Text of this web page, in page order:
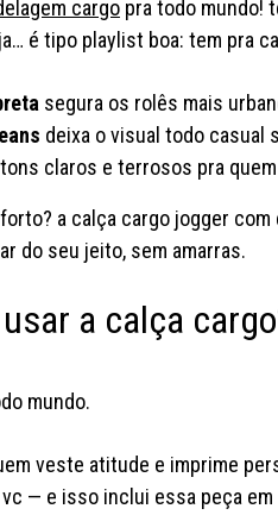
cargopra todo mundo!
é tipo playlist boa: tem pra
segura os rolês mais
deixa o visual todo casual
claros e terrosos pra
a calça cargo jogger
do seu jeito, sem amarras.
a calça
mundo.
veste atitude e imprime
— e isso inclui essa peça